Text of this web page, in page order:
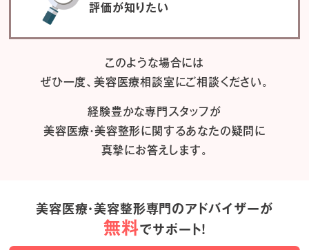
評価が知りたい
このような場合には
ぜひ一度、美容医療相談室にご相談ください。
経験豊かな専門スタッフが
美容医療・美容整形に関するあなたの疑問に
真摯にお答えします。
美容医療・美容整形専門のアドバイザーが
無料でサポート！